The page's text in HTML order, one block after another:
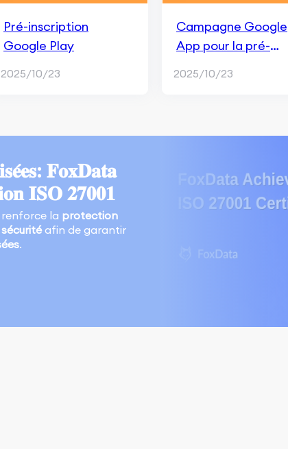
Pré-inscription
Google Play
2025/10/23
Campagne Google
App pour la pré-
2025/10/23
𝐅𝐨𝐱𝐃𝐚𝐭𝐚
𝐈𝐒𝐎 𝟐𝟕𝟎𝟎𝟏
la protection
afin de garantir
.